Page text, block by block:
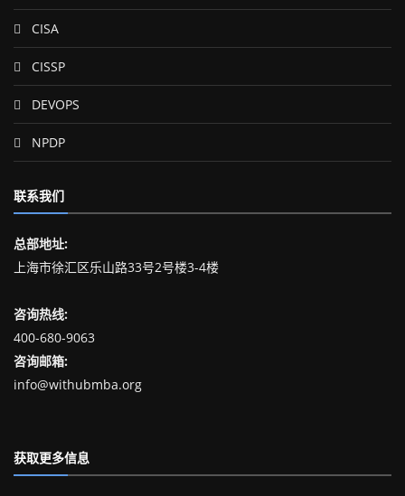
CISA
CISSP
DEVOPS
NPDP
联系我们
总部地址:
上海市徐汇区乐山路33号2号楼3-4楼
咨询热线:
400-680-9063
咨询邮箱:
info@withubmba.org
获取更多信息